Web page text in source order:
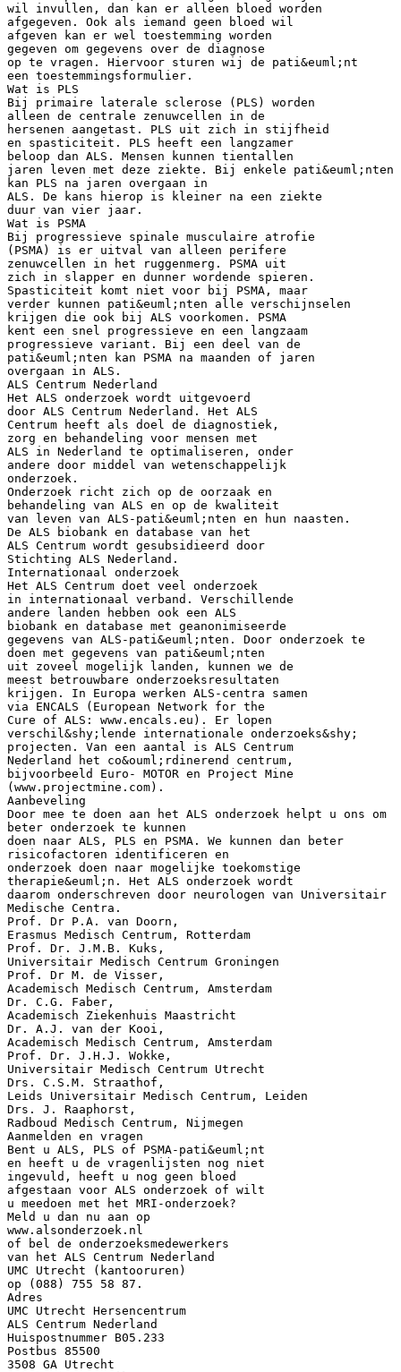
wil invullen, dan kan er alleen bloed worden
afgegeven. Ook als iemand geen bloed wil
afgeven kan er wel toestemming worden
gegeven om gegevens over de diagnose
op te vragen. Hiervoor sturen wij de pati&euml;nt
een toestemmingsformulier.
Wat is PLS
Bij primaire laterale sclerose (PLS) worden
alleen de centrale zenuwcellen in de
hersenen aangetast. PLS uit zich in stijfheid
en spasticiteit. PLS heeft een langzamer
beloop dan ALS. Mensen kunnen tientallen
jaren leven met deze ziekte. Bij enkele pati&euml;nten
kan PLS na jaren overgaan in
ALS. De kans hierop is kleiner na een ziekte
duur van vier jaar.
Wat is PSMA
Bij progressieve spinale musculaire atrofie
(PSMA) is er uitval van alleen perifere
zenuwcellen in het ruggenmerg. PSMA uit
zich in slapper en dunner wordende spieren.
Spasticiteit komt niet voor bij PSMA, maar
verder kunnen pati&euml;nten alle verschijnselen
krijgen die ook bij ALS voorkomen. PSMA
kent een snel progressieve en een langzaam
progressieve variant. Bij een deel van de
pati&euml;nten kan PSMA na maanden of jaren
overgaan in ALS.
ALS Centrum Nederland
Het ALS onderzoek wordt uitgevoerd
door ALS Centrum Nederland. Het ALS
Centrum heeft als doel de diagnostiek,
zorg en behandeling voor mensen met
ALS in Nederland te optimaliseren, onder
andere door middel van wetenschappelijk
onderzoek.
Onderzoek richt zich op de oorzaak en
behandeling van ALS en op de kwaliteit
van leven van ALS-pati&euml;nten en hun naasten.
De ALS biobank en database van het
ALS Centrum wordt gesubsidieerd door
Stichting ALS Nederland.
Internationaal onderzoek
Het ALS Centrum doet veel onderzoek
in internationaal verband. Verschillende
andere landen hebben ook een ALS
biobank en database met geanonimiseerde
gegevens van ALS-pati&euml;nten. Door onderzoek te
doen met gegevens van pati&euml;nten
uit zoveel mogelijk landen, kunnen we de
meest betrouwbare onderzoeksresultaten
krijgen. In Europa werken ALS-centra samen
via ENCALS (European Network for the
Cure of ALS: www.encals.eu). Er lopen
verschil&shy;lende internationale onderzoeks&shy;
projecten. Van een aantal is ALS Centrum
Nederland het co&ouml;rdinerend centrum,
bijvoorbeeld Euro- MOTOR en Project Mine
(www.projectmine.com).
Aanbeveling
Door mee te doen aan het ALS onderzoek helpt u ons om
beter onderzoek te kunnen
doen naar ALS, PLS en PSMA. We kunnen dan beter
risicofactoren identificeren en
onderzoek doen naar mogelijke toekomstige
therapie&euml;n. Het ALS onderzoek wordt
daarom onderschreven door neurologen van Universitair
Medische Centra.
Prof. Dr P.A. van Doorn,
Erasmus Medisch Centrum, Rotterdam
Prof. Dr. J.M.B. Kuks,
Universitair Medisch Centrum Groningen
Prof. Dr M. de Visser,
Academisch Medisch Centrum, Amsterdam
Dr. C.G. Faber,
Academisch Ziekenhuis Maastricht
Dr. A.J. van der Kooi,
Academisch Medisch Centrum, Amsterdam
Prof. Dr. J.H.J. Wokke,
Universitair Medisch Centrum Utrecht
Drs. C.S.M. Straathof,
Leids Universitair Medisch Centrum, Leiden
Drs. J. Raaphorst,
Radboud Medisch Centrum, Nijmegen
Aanmelden en vragen
Bent u ALS, PLS of PSMA-pati&euml;nt
en heeft u de vragenlijsten nog niet
ingevuld, heeft u nog geen bloed
afgestaan voor ALS onderzoek of wilt
u meedoen met het MRI-onderzoek?
Meld u dan nu aan op
www.alsonderzoek.nl
of bel de onderzoeksmedewerkers
van het ALS Centrum Nederland
UMC Utrecht (kantooruren)
op (088) 755 58 87.
Adres
UMC Utrecht Hersencentrum
ALS Centrum Nederland
Huispostnummer B05.233
Postbus 85500
3508 GA Utrecht